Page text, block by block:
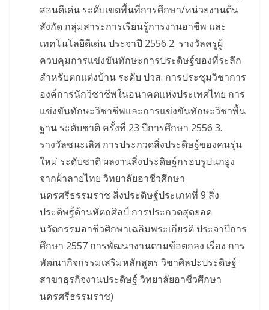
สอนดีเด่น ระดับเขตพื้นที่การศึกษา/หน่วยงานต้น
สังกัด กลุ่มสาระการเรียนรู้การงานอาชีพ และ
เทคโนโลยีดีเด่น ประจาปี 2556 2. รางวัลครูผู้
ควบคุมการแข่งขันทักษะการประดิษฐ์ของที่ระลึก
สำหรับตกแต่งบ้าน ระดับ ปวส. การประชุมวิชาการ
องค์การนักวิชาชีพในอนาคตแห่งประเทศไทย การ
แข่งขันทักษะวิชาชีพและการแข่งขันทักษะวิชาพื้น
ฐาน ระดับชาติ ครั้งที่ 23 ปีการศึกษา 2556 3.
รางวัลชนะเลิศ การประกวดสิ่งประดิษฐ์ของคนรุ่น
ใหม่ ระดับชาติ ผลงานสิ่งประดิษฐ์กรอบรูปนกยูง
จากผ้าลายไทย วิทยาลัยอาชีวศึกษา
นครศรีธรรมราช สิ่งประดิษฐ์ประเภทที่ 9 สิ่ง
ประดิษฐ์ด้านหัตถศิลป์ การประกวดสุดยอด
นวัตกรรมอาชีวศึกษาเฉลิมพระเกียรติ ประจาปีการ
ศึกษา 2557 การพัฒนางานตามข้อตกลง เรื่อง การ
พัฒนากิจกรรมเสริมหลักสูตร วิชาศิลปะประดิษฐ์
สาขาธุรกิจงานประดิษฐ์ วิทยาลัยอาชีวศึกษา
นครศรีธรรมราช)